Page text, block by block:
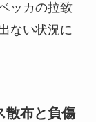
ッカの拉致
ない状況に
散布と負傷